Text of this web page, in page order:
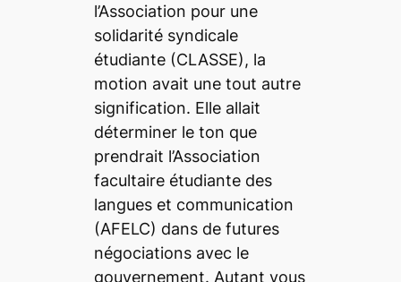
l’Association pour une
solidarité syndicale
étudiante (CLASSE), la
motion avait une tout autre
signification. Elle allait
déterminer le ton que
prendrait l’Association
facultaire étudiante des
langues et communication
(AFELC) dans de futures
négociations avec le
gouvernement. Autant vous